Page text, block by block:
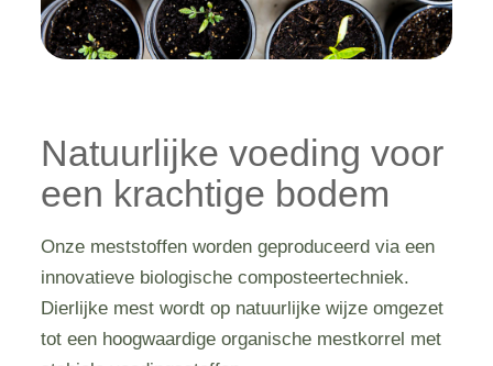
Natuurlijke voeding voor
een krachtige bodem
Onze meststoffen worden geproduceerd via een
innovatieve biologische composteertechniek.
Dierlijke mest wordt op natuurlijke wijze omgezet
tot een hoogwaardige organische mestkorrel met